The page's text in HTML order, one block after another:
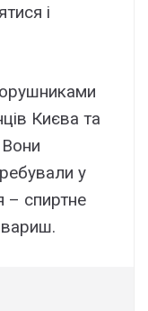
і
Києва та
у
– спиртне